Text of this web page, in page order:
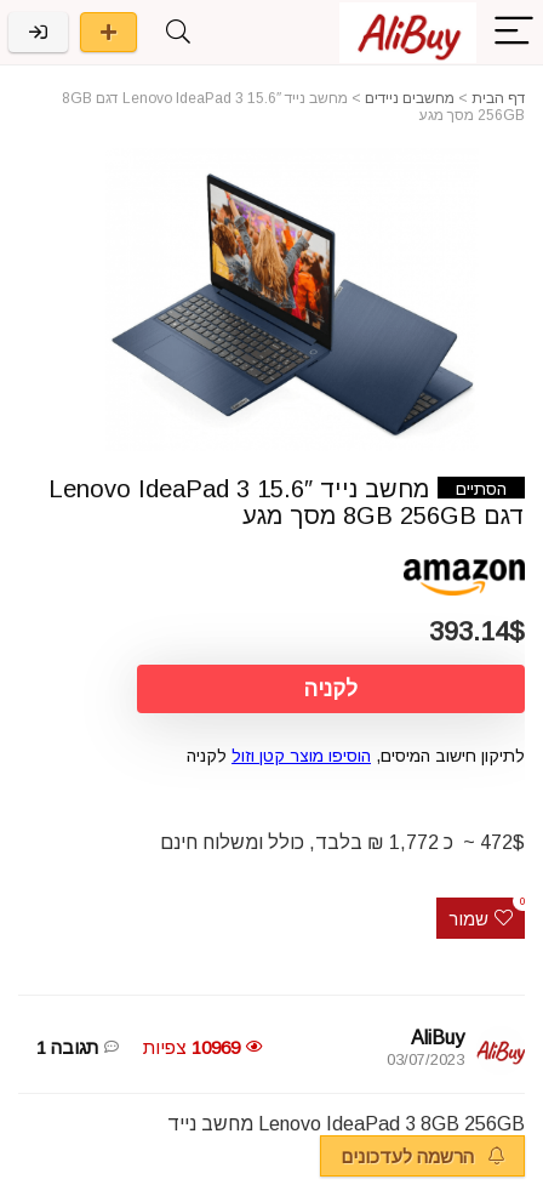
דף הבית > מחשבים ניידים >
מחשב נייד 15.6″ Lenovo IdeaPad 3 דגם 8GB
256GB מסך מגע
הסתיים
מחשב נייד 15.6″ Lenovo IdeaPad 3
דגם 8GB 256GB מסך מגע
393.14$
לקניה
לתיקון חישוב המיסים, הוסיפו מוצר קטן וזול לקניה
472$ ~ כ 1,772 ₪ בלבד, כולל ומשלוח חינם
שמור
0
AliBuy
03/07/2023
10969 צפיות תגובה 1
Lenovo IdeaPad 3 8GB 256GB מחשב נייד
הרשמה לעדכונים